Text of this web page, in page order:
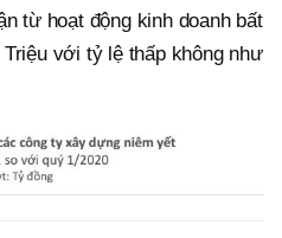
từ hoạt động kinh doanh bất
với tỷ lệ thấp không như